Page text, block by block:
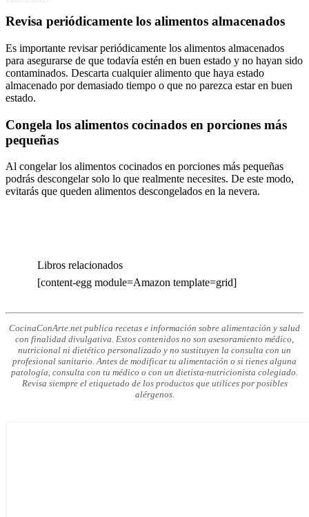
Revisa periódicamente los alimentos almacenados
Es importante revisar periódicamente los alimentos almacenados
para asegurarse de que todavía estén en buen estado y no hayan sido
contaminados. Descarta cualquier alimento que haya estado
almacenado por demasiado tiempo o que no parezca estar en buen
estado.
Congela los alimentos cocinados en porciones más
pequeñas
Al congelar los alimentos cocinados en porciones más pequeñas
podrás descongelar solo lo que realmente necesites. De este modo,
evitarás que queden alimentos descongelados en la nevera.
Libros relacionados
[content-egg module=Amazon template=grid]
CocinaConArte.net publica recetas e información sobre alimentación y salud
con finalidad divulgativa. Estos contenidos no son asesoramiento médico,
nutricional ni dietético personalizado y no sustituyen la consulta con un
profesional sanitario. Antes de modificar tu alimentación o si tienes alguna
patología, consulta con tu médico o con un dietista-nutricionista colegiado.
Revisa siempre el etiquetado de los productos que utilices por posibles
alérgenos.